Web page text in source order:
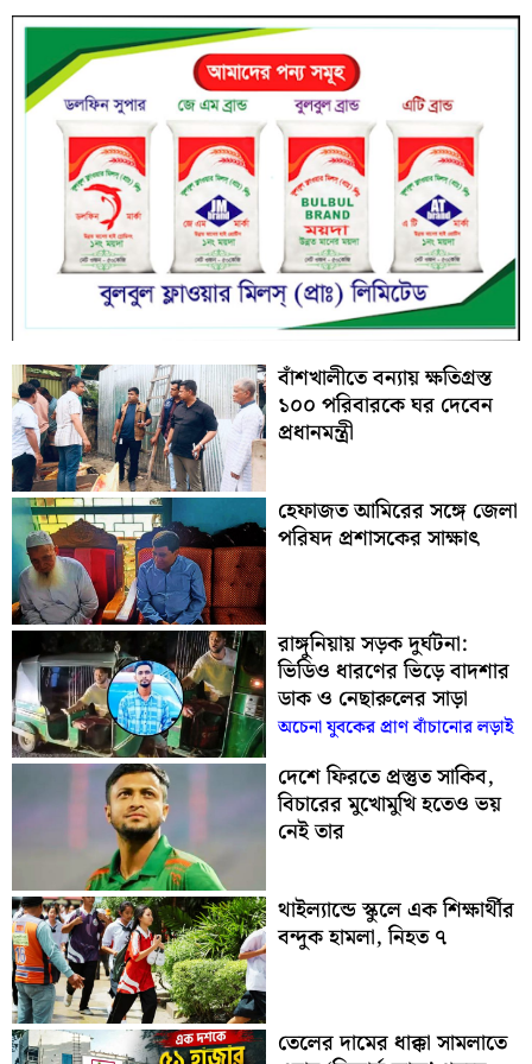
বাঁশখালীতে বন্যায় ক্ষতিগ্রস্ত
১০০ পরিবারকে ঘর দেবেন
প্রধানমন্ত্রী
হেফাজত আমিরের সঙ্গে জেলা
পরিষদ প্রশাসকের সাক্ষাৎ
রাঙ্গুনিয়ায় সড়ক দুর্ঘটনা:
ভিডিও ধারণের ভিড়ে বাদশার
ডাক ও নেছারুলের সাড়া
অচেনা যুবকের প্রাণ বাঁচানোর লড়াই
দেশে ফিরতে প্রস্তুত সাকিব,
বিচারের মুখোমুখি হতেও ভয়
নেই তার
থাইল্যান্ডে স্কুলে এক শিক্ষার্থীর
বন্দুক হামলা, নিহত ৭
তেলের দামের ধাক্কা সামলাতে